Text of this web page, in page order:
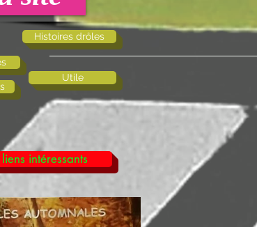
Histoires drôles
Utile
intéressants